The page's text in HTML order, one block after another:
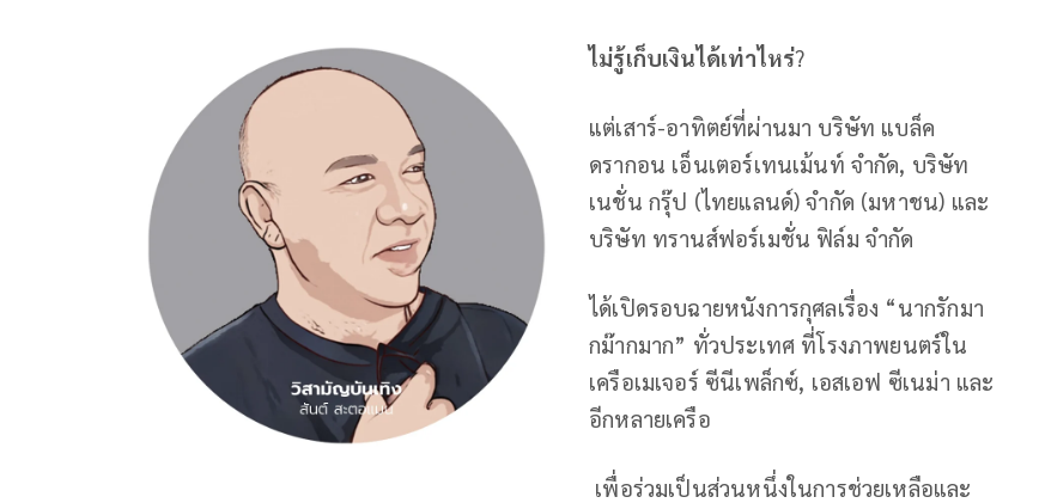
ไม่รู้เก็บเงินได้เท่าไหร่?
แต่เสาร์-อาทิตย์ที่ผ่านมา บริษัท แบล็ค
ดรากอน เอ็นเตอร์เทนเม้นท์ จำกัด, บริษัท
เนชั่น กรุ๊ป (ไทยแลนด์) จำกัด (มหาชน) และ
บริษัท ทรานส์ฟอร์เมชั่น ฟิล์ม จำกัด
ได้เปิดรอบฉายหนังการกุศลเรื่อง “นากรักมา
กม๊ากมาก” ทั่วประเทศ ที่โรงภาพยนตร์ใน
เครือเมเจอร์ ซีนีเพล็กซ์, เอสเอฟ ซีเนม่า และ
อีกหลายเครือ
เพื่อร่วมเป็นส่วนหนึ่งในการช่วยเหลือและ